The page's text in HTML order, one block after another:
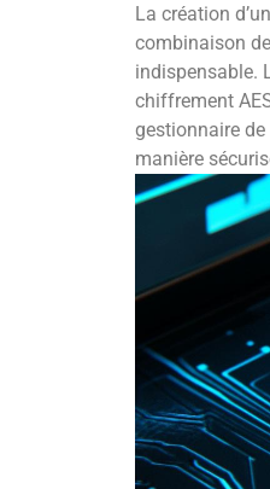
La création
combinaison
indispensable.
chiffrement
gestionnaire de
manière